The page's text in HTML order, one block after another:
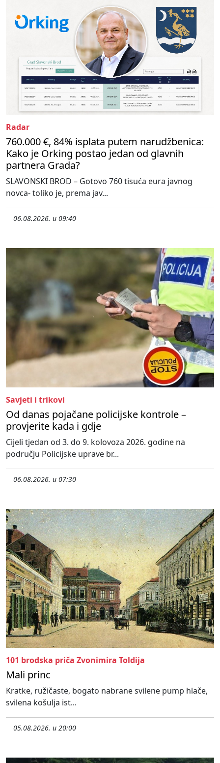
Radar
760.000 €, 84% isplata putem narudžbenica:
Kako je Orking postao jedan od glavnih
partnera Grada?
SLAVONSKI BROD – Gotovo 760 tisuća eura javnog
novca- toliko je, prema jav...
06.08.2026. u 09:40
Savjeti i trikovi
Od danas pojačane policijske kontrole –
provjerite kada i gdje
Cijeli tjedan od 3. do 9. kolovoza 2026. godine na
području Policijske uprave br...
06.08.2026. u 07:30
101 brodska priča Zvonimira Toldija
Mali princ
Kratke, ružičaste, bogato nabrane svilene pump hlače,
svilena košulja ist...
05.08.2026. u 20:00